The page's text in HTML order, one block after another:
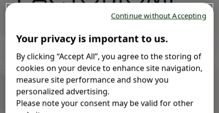
Lactacyd dengan LACTOBIOME+™
membantu mengembalikan keseimbangan pH
alami kulitmu, sehingga kamu bisa tampil
percaya diri dan jadi versi terbaik dari dirimu.
JELAJAHI LACTOBIOME+
Your privacy is important to us.
By clicking “Accept All”, you agree to the storing of
cookies on your device to enhance site navigation,
measure site performance and show you
personalized advertising.
Please note your consent may be valid for other
Continue without Accepting